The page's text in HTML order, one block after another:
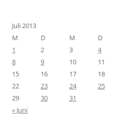
Juli 2013
M
D M D
1
2 3 4
8
9 10 11
15
16 17 18
22
23 24 25
29
30
31
« Juni